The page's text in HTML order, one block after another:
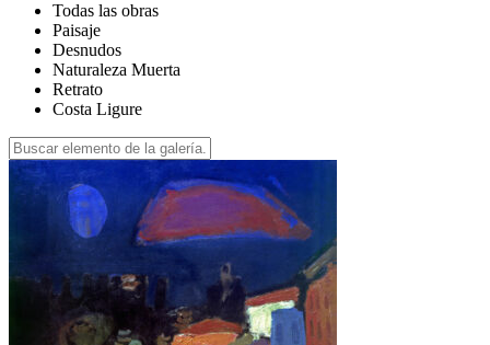
Todas las obras
Paisaje
Desnudos
Naturaleza Muerta
Retrato
Costa Ligure